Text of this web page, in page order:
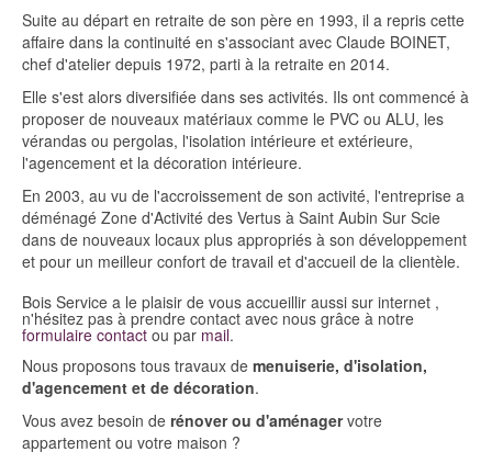
Suite au départ en retraite de son père en 1993, il a repris cette
affaire dans la continuité en s'associant avec Claude BOINET,
chef d'atelier depuis 1972, parti à la retraite en 2014.
Elle s'est alors diversifiée dans ses activités. Ils ont commencé à
proposer de nouveaux matériaux comme le PVC ou ALU, les
vérandas ou pergolas, l'isolation intérieure et extérieure,
l'agencement et la décoration intérieure.
En 2003, au vu de l'accroissement de son activité, l'entreprise a
déménagé Zone d'Activité des Vertus à Saint Aubin Sur Scie
dans de nouveaux locaux plus appropriés à son développement
et pour un meilleur confort de travail et d'accueil de la clientèle.
Bois Service a le plaisir de vous accueillir aussi sur internet ,
n'hésitez pas à prendre contact avec nous grâce à notre
formulaire contact ou par mail.
Nous proposons tous travaux de menuiserie, d'isolation,
d'agencement et de décoration.
Vous avez besoin de rénover ou d'aménagervotre
appartement ou votre maison ?